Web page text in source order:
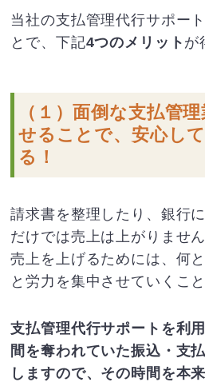
当社の支払管理代行サポー
とで、下記4つのメリット が
（１）面倒な支払管
せることで、安心し
る！
請求書を整理したり、銀行
だけでは売上は上がりません
売上を上げるためには、何
と労力を集中させていくこ
支払管理代行サポートを利
間を奪われていた振込・支
しますので、その時間を本